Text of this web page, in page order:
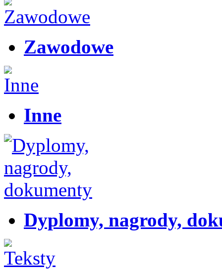
Zawodowe
Inne
Dyplomy, nagrody,